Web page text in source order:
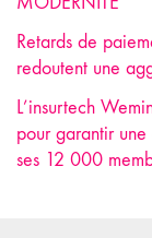
Retards de
redoutent une
L’insurtech
pour garantir
ses 12 000